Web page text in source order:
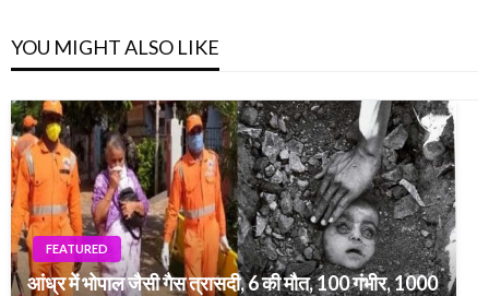
YOU MIGHT ALSO LIKE
FEATURED
आंध्र में भोपाल जैसी गैस त्रासदी, 6 की मौत, 100 गंभीर, 1000